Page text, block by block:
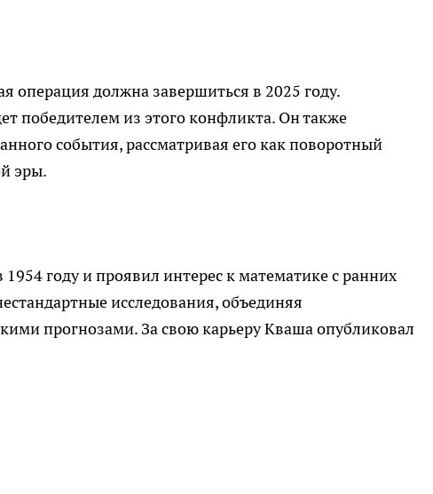
операция должна завершиться в 2025 году.
победителем из этого конфликта. Он также
события, рассматривая его как поворотный
эры.
году и проявил интерес к математике с ранних
исследования, объединяя
прогнозами. За свою карьеру Кваша опубликовал